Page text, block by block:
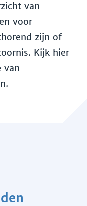
van
voor
zijn of
Kijk hier
van